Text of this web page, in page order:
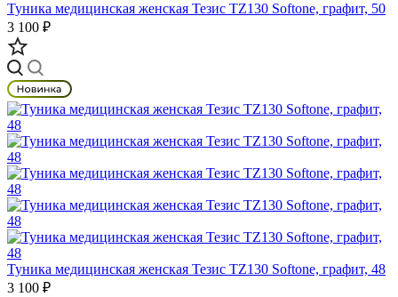
Туника медицинская женская Тезис TZ130 Softone, графит, 50
3 100 ₽
Туника медицинская женская Тезис TZ130 Softone, графит, 48
3 100 ₽